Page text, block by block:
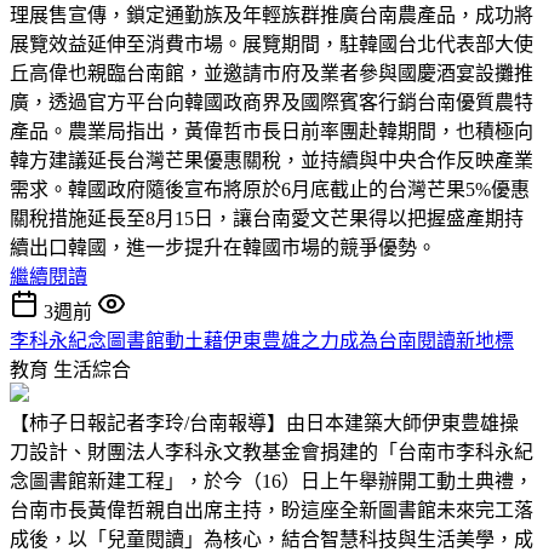
理展售宣傳，鎖定通勤族及年輕族群推廣台南農產品，成功將
展覽效益延伸至消費市場。展覽期間，駐韓國台北代表部大使
丘高偉也親臨台南館，並邀請市府及業者參與國慶酒宴設攤推
廣，透過官方平台向韓國政商界及國際賓客行銷台南優質農特
產品。農業局指出，黃偉哲市長日前率團赴韓期間，也積極向
韓方建議延長台灣芒果優惠關稅，並持續與中央合作反映產業
需求。韓國政府隨後宣布將原於6月底截止的台灣芒果5%優惠
關稅措施延長至8月15日，讓台南愛文芒果得以把握盛產期持
續出口韓國，進一步提升在韓國市場的競爭優勢。
繼續閱讀
3週前
李科永紀念圖書館動土藉伊東豊雄之力成為台南閱讀新地標
教育 生活綜合
【柿子日報記者李玲/台南報導】由日本建築大師伊東豊雄操
刀設計、財團法人李科永文教基金會捐建的「台南市李科永紀
念圖書館新建工程」，於今（16）日上午舉辦開工動土典禮，
台南市長黃偉哲親自出席主持，盼這座全新圖書館未來完工落
成後，以「兒童閱讀」為核心，結合智慧科技與生活美學，成